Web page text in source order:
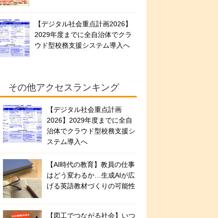
【デジタル社会重点計画2026】
2029年度までに全自治体でクラ
ウド型校務支援システム導入へ
その他アクセスランキング
【デジタル社会重点計画
2026】2029年度までに全自
治体でクラウド型校務支援シ
ステム導入へ
【AI時代の教育】教員の仕事
はどう変わるか…生成AIが広
げる英語教材づくりの可能性
【図工でつながる社会】いつ